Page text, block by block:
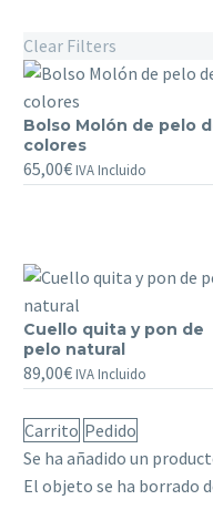
Clear Filters
Bolso
Molón
de
colores
Bolso Molón de pelo
colores
65,00€ IVA Incluido
Cuello
quita
y
pon
de
pelo
natural
Cuello quita y pon de
pelo natural
89,00€ IVA Incluido
Carrito Pedido
Se ha añadido un
El objeto se ha borrado